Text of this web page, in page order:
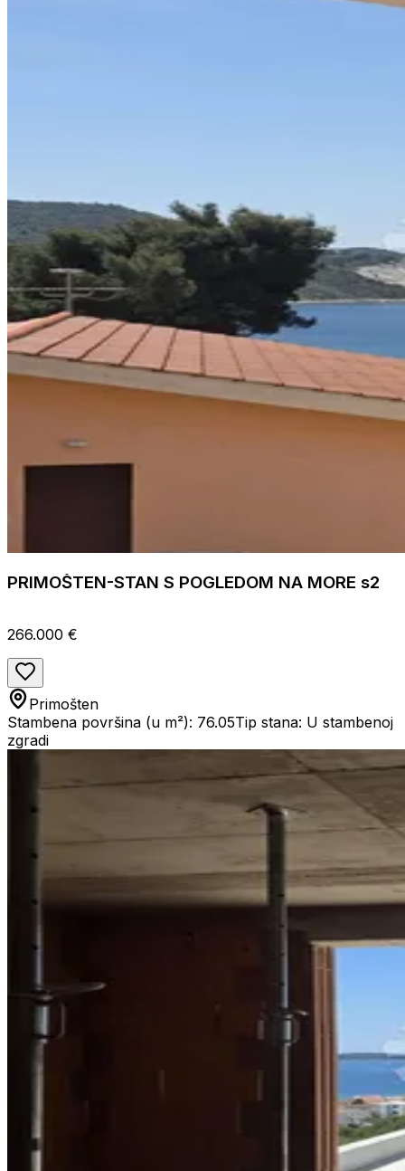
PRIMOŠTEN-STAN S POGLEDOM NA MORE s2
266.000 €
Primošten
Stambena površina (u m²): 76.05Tip stana: U stambenoj
zgradi